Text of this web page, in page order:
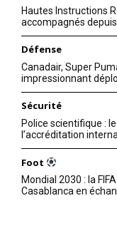
Hautes Instructions
accompagnés depuis
Défense
Canadair, Super
impressionnant
Sécurité
Police scientifique :
l’accréditation
Foot
Mondial 2030 : la
Casablanca en